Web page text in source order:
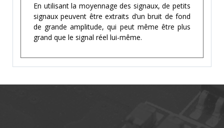
En utilisant la moyennage des signaux, de petits
signaux peuvent être extraits d’un bruit de fond
de grande amplitude, qui peut même être plus
grand que le signal réel lui-même.